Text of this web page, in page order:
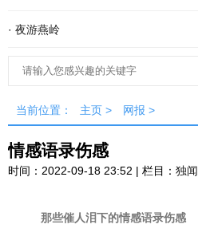
· 夜游燕岭
当前位置： 主页 > 网报 >
情感语录伤感
时间：2022-09-18 23:52 | 栏目： 独闻
那些催人泪下的情感语录伤感